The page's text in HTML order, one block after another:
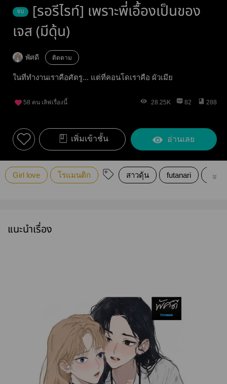
จบ
[รอรีไรท์] ​เพราะพี่เอื้องเป็นของ
เจส (มีดุ้น)​
พัศดี ติดตาม
ในที่ทำงานเราคือศัตรู... แต่ที่คอนโดเราคือ ผัวเมีย
58 คน เลิฟเรื่องนี้ 28.25K 82 288
เพิ่มเข้าชั้น อ่านเลย
Girl love โรแมนติก สาวดุ้น futanari
แนะนำเรื่อง